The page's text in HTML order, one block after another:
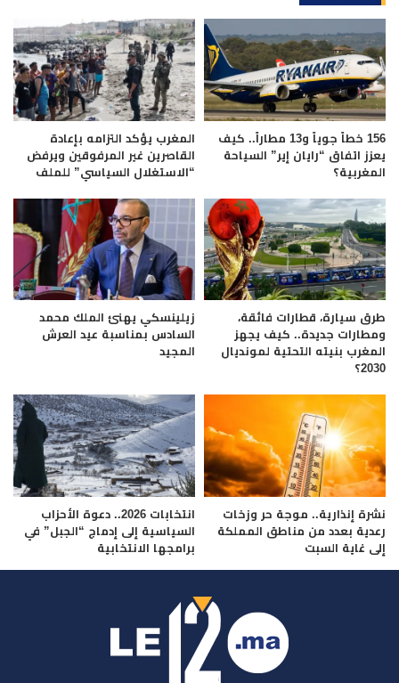
156 خطاً جوياً و13 مطاراً.. كيف
يعزز اتفاق “رايان إير” السياحة
المغربية؟
المغرب يؤكد التزامه بإعادة
القاصرين غير المرفوقين ويرفض
“الاستغلال السياسي” للملف
طرق سيارة، قطارات فائقة،
ومطارات جديدة.. كيف يجهز
المغرب بنيته التحتية لمونديال
2030؟
زيلينسكي يهنئ الملك محمد
السادس بمناسبة عيد العرش
المجيد
نشرة إنذارية.. موجة حر وزخات
رعدية بعدد من مناطق المملكة
إلى غاية السبت
انتخابات 2026.. دعوة الأحزاب
السياسية إلى إدماج “الجبل” في
برامجها الانتخابية